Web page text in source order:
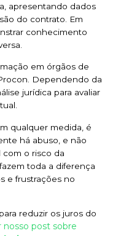
apresentando dados
do contrato. Em
conhecimento
em órgãos de
Dependendo da
jurídica para avaliar
qualquer medida, é
há abuso, e não
com o risco da
toda a diferença
e frustrações no
reduzir os juros do
nosso post sobre